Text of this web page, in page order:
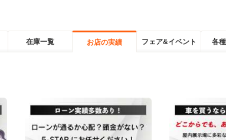
在庫一覧 お店の実績 フェア&イベント 各